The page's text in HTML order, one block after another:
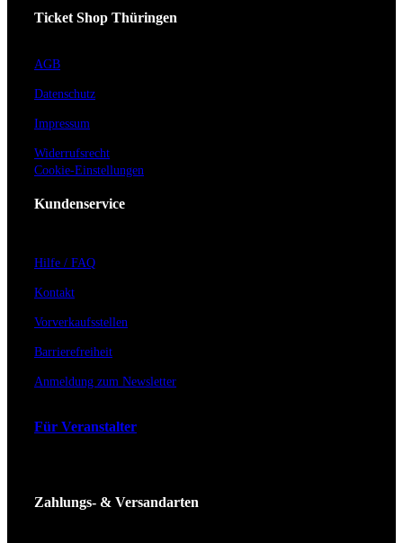
Ticket Shop Thüringen
AGB
Datenschutz
Impressum
Widerrufsrecht
Cookie-Einstellungen
Kundenservice
Hilfe / FAQ
Kontakt
Vorverkaufsstellen
Barrierefreiheit
Anmeldung zum Newsletter
Für Veranstalter
Zahlungs- & Versandarten